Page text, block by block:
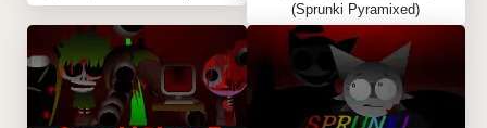
(Sprunki Pyramixed)